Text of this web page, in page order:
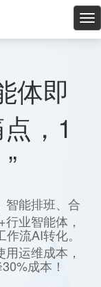
星
体即
，1
智能排班、合
业智能体，
流AI转化。
运维成本，
成本！